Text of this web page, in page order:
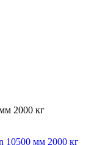
2000 кг